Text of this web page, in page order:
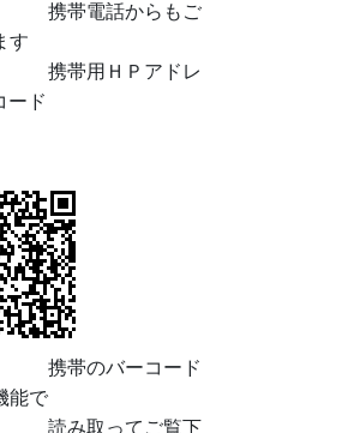
話からもご
す
ＨＰアドレ
ード
バーコード
能で
ってご覧下